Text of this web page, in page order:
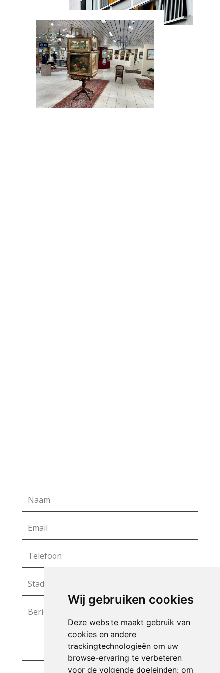
Wij gebruiken cookies
Deze website maakt gebruik van
cookies en andere
trackingtechnologieën om uw
browse-ervaring te verbeteren
voor de volgende doeleinden: om